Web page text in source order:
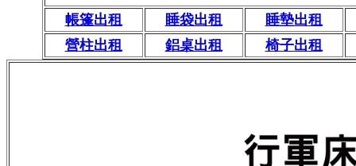
帳篷出租 睡袋出租
睡墊出租
營柱出租
鋁桌出租 椅子出租